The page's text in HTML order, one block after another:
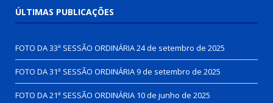
ÚLTIMAS PUBLICAÇÕES
FOTO DA 33ª SESSÃO ORDINÁRIA24 de setembro de 2025
FOTO DA 31ª SESSÃO ORDINÁRIA9 de setembro de 2025
FOTO DA 21ª SESSÃO ORDINÁRIA 10 de junho de 2025